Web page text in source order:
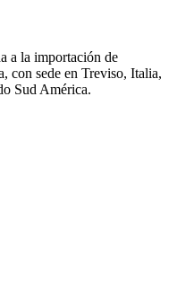
a la importación de
con sede en Treviso, Italia,
Sud América.